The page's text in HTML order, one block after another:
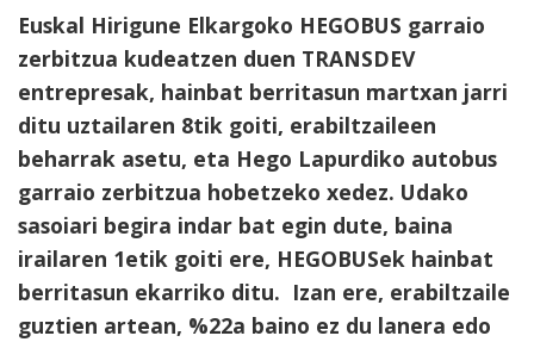
Euskal Hirigune Elkargoko HEGOBUS garraio
zerbitzua kudeatzen duen TRANSDEV
entrepresak, hainbat berritasun martxan jarri
ditu uztailaren 8tik goiti, erabiltzaileen
beharrak asetu, eta Hego Lapurdiko autobus
garraio zerbitzua hobetzeko xedez. Udako
sasoiari begira indar bat egin dute, baina
irailaren 1etik goiti ere, HEGOBUSek hainbat
berritasun ekarriko ditu. Izan ere, erabiltzaile
guztien artean, %22a baino ez du lanera edo